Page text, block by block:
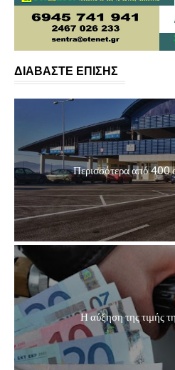
ΔΙΑΒΑΣΤΕ ΕΠΙΣΗΣ
Περισσότερα από 400
Η αύξηση της τιμής